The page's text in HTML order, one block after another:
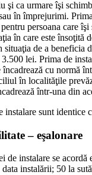
şi ca urmare îşi
în împrejurimi.
persoana care
în care este însoţită
situaţia de a beneficia
lei. Prima de
încadrează cu normă
în localităţile
într-una din
instalare sunt identice
– eşalonare
de instalare se acordă
instalării; 50 la